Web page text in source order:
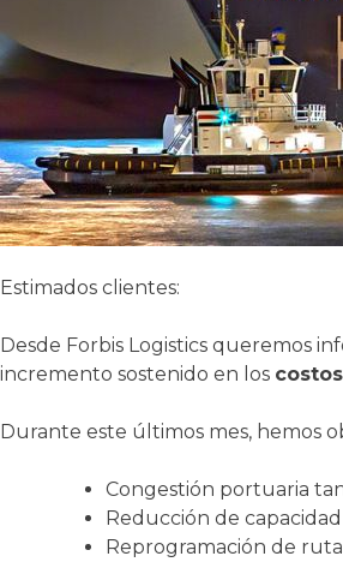
Estimados clientes:
Desde Forbis Logistics queremos
incremento sostenido en los
Durante este últimos mes, hemos
Congestión portuaria
Reducción de
Reprogramación de